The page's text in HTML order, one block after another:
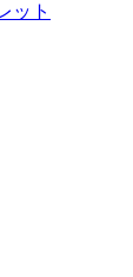
ット